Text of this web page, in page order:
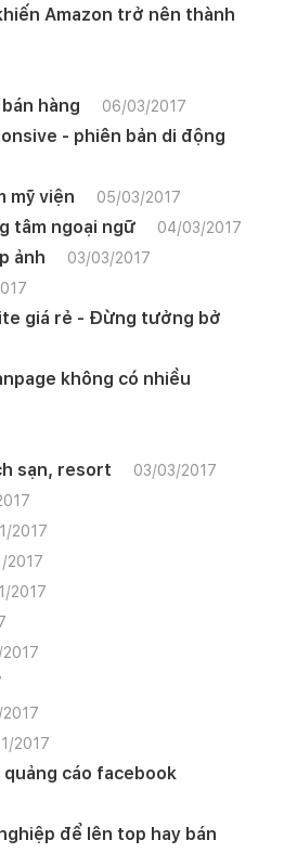
Amazon trở nên thành
hàng 06/03/2017
- phiên bản di động
mỹ viện 05/03/2017
tâm ngoại ngữ 04/03/2017
ảnh 03/03/2017
giá rẻ - Đừng tưởng bở
không có nhiều
sạn, resort 03/03/2017
2017
2017
2017
2017
cáo facebook
để lên top hay bán